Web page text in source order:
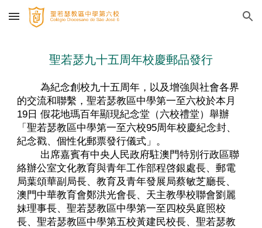
Skip to main content Skip to navigation
聖若瑟九十五周年校慶郵品發行
為紀念創校九十五周年，以及增強與社會各界
的交流和聯繫，聖若瑟教區中學第一至六校於本月
19日 假花地瑪百年顯現紀念堂（六校禮堂）舉辦
「聖若瑟教區中學第一至六校95周年校慶紀念封、
紀念戳、個性化郵票發行儀式」。
出席嘉賓有中央人民政府駐澳門特別行政區聯
絡辦公室文化教育與青年工作部程啓銀處長、郵電
局葉頌華副局長、教育及青年發展局蔡敏芝廳長、
澳門中華教育會鄭洪光會長、天主教學校聯會劉麗
妹理事長、聖若瑟教區中學第一至四校吳庭照校
長、聖若瑟教區中學第五校黃建民校長、聖若瑟教